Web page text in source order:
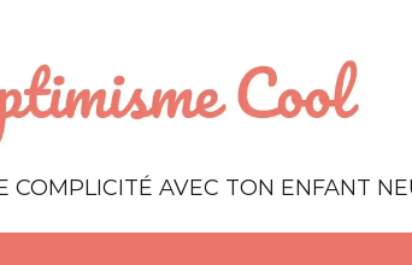
COMPLICITÉ AVEC TON ENFANT